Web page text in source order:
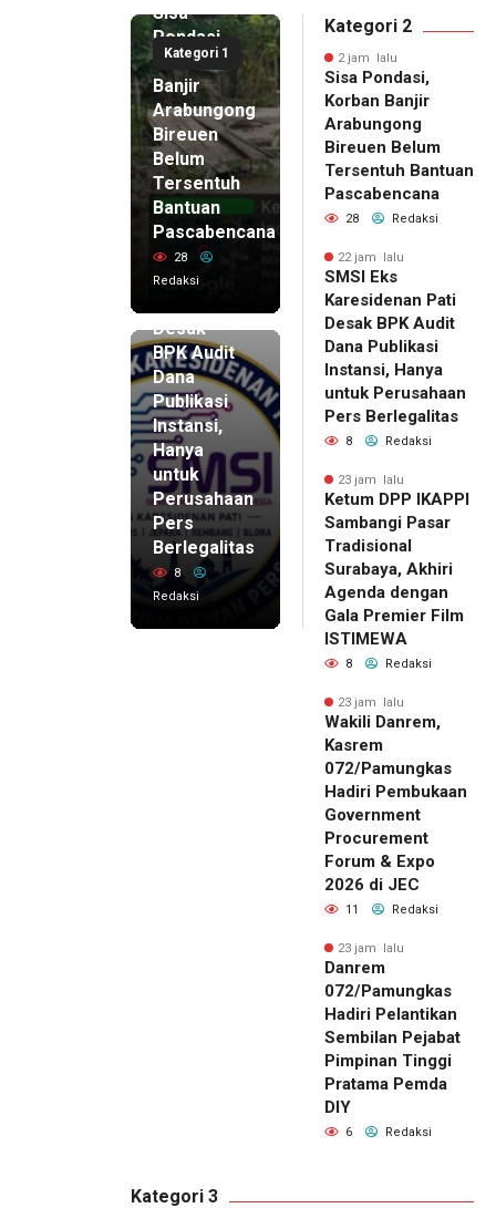
Kategori 1
Sisa
Pondasi,
Korban
Banjir
Arabungong
Bireuen
Belum
Tersentuh
Bantuan
Pascabencana
28
Redaksi
22 jam lalu
SMSI Eks
Karesidenan
Desak
BPK Audit
Dana
Publikasi
Instansi,
Hanya
untuk
Perusahaan
Pers
Berlegalitas
8
Redaksi
Kategori 2
2 jam lalu
Sisa Pondasi,
Korban Banjir
Arabungong
Bireuen Belum
Tersentuh Bantuan
Pascabencana
28 Redaksi
22 jam lalu
SMSI Eks
Karesidenan Pati
Desak BPK Audit
Dana Publikasi
Instansi, Hanya
untuk Perusahaan
Pers Berlegalitas
8 Redaksi
23 jam lalu
Ketum DPP IKAPPI
Sambangi Pasar
Tradisional
Surabaya, Akhiri
Agenda dengan
Gala Premier Film
ISTIMEWA
8 Redaksi
23 jam lalu
Wakili Danrem,
Kasrem
072/Pamungkas
Hadiri Pembukaan
Government
Procurement
Forum & Expo
2026 di JEC
11 Redaksi
23 jam lalu
Danrem
072/Pamungkas
Hadiri Pelantikan
Sembilan Pejabat
Pimpinan Tinggi
Pratama Pemda
DIY
6 Redaksi
Kategori 3